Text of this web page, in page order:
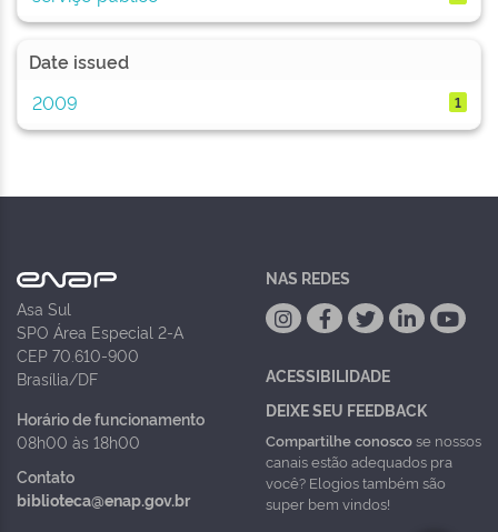
Date issued
2009
1
Asa Sul
SPO Área Especial 2-A
CEP 70.610-900
Brasília/DF
Horário de funcionamento
08h00 às 18h00
Contato
biblioteca@enap.gov.br
NAS REDES
ACESSIBILIDADE
DEIXE SEU FEEDBACK
Compartilhe conoscose nossos
canais estão adequados pra
você? Elogios também são
super bem vindos!